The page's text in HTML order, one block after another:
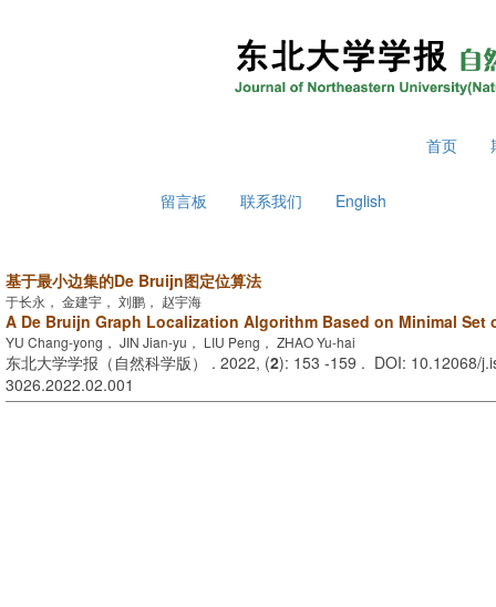
首页
留言板 联系我们 English
基于最小边集的De Bruijn图定位算法
于长永， 金建宇， 刘鹏， 赵宇海
A De Bruijn Graph Localization Algorithm Based on Minimal Set
YU Chang-yong， JIN Jian-yu， LIU Peng， ZHAO Yu-hai
东北大学学报（自然科学版） . 2022, (2): 153 -159 . DOI: 10.12068/
3026.2022.02.001